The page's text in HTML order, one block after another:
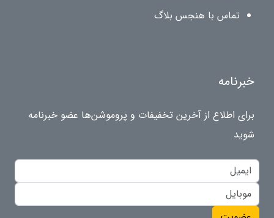
تماس با هنجس بلاگ
خبرنامه
برای اطلاع از آخرین تخفیفات و پروموشن‌ها عضو خبرنامه
شوید